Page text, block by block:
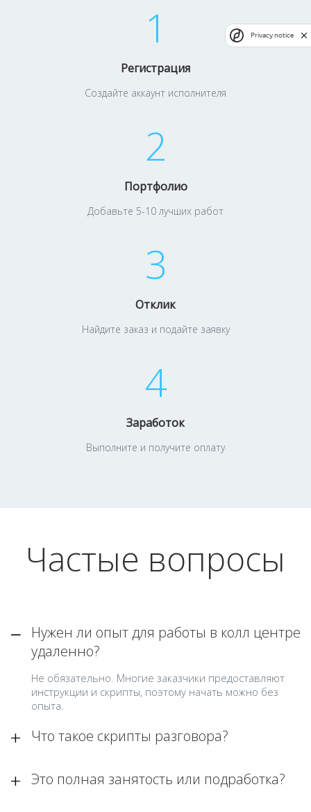
1
Регистрация
Создайте аккаунт исполнителя
2
Портфолио
Добавьте 5-10 лучших работ
3
Отклик
Найдите заказ и подайте заявку
4
Заработок
Выполните и получите оплату
Частые вопросы
Нужен ли опыт для работы в колл центре
удаленно?
Не обязательно. Многие заказчики предоставляют
инструкции и скрипты, поэтому начать можно без
опыта.
Что такое скрипты разговора?
Это полная занятость или подработка?
Privacy notice